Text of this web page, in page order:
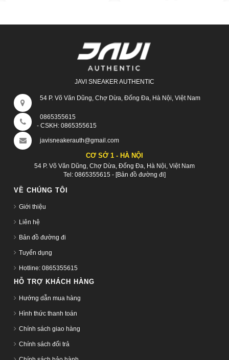
JAVI SNEAKER AUTHENTIC
54 P. Võ Văn Dũng, Chợ Dừa, Đống Đa, Hà Nội, Việt Nam
0865355615
- CSKH: 0865355615
javisneakerauth@gmail.com
CƠ SỞ 1 - HÀ NỘI
54 P. Võ Văn Dũng, Chợ Dừa, Đống Đa, Hà Nội, Việt Nam
Tel: 0865355615 - [Bản đồ đường đi]
VỀ CHÚNG TÔI
Giới thiệu
Liên hệ
Bản đồ đường đi
Tuyển dụng
Hotline: 0865355615
HỖ TRỢ KHÁCH HÀNG
Hướng dẫn mua hàng
Hình thức thanh toán
Chính sách giao hàng
Chính sách đổi trả